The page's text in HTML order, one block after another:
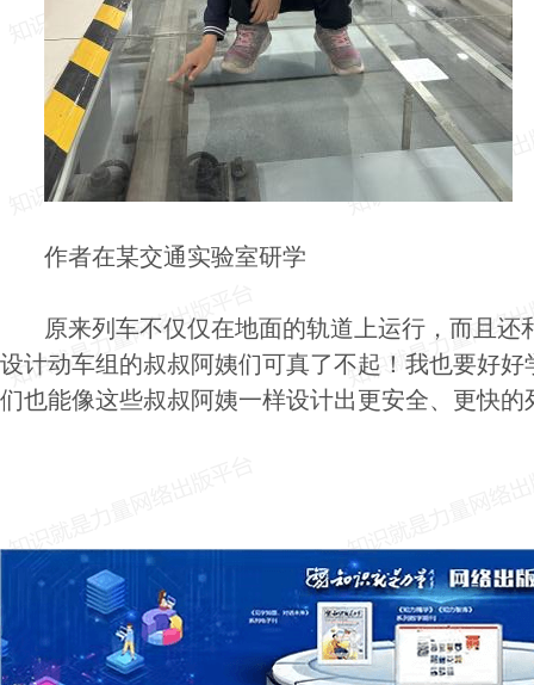
作者在某交通实验室研学
原来列车不仅仅在地面的轨道上运行，而且
设计动车组的叔叔阿姨们可真了不起！我也要好
们也能像这些叔叔阿姨一样设计出更安全、更快的